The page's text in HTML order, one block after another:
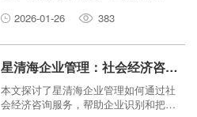
解为什么选择他们。
2026-01-26 383
星清海企业管理：社会经济咨询如何帮助企业把握市场趋势？
本文探讨了星清海企业管理如何通过社
会经济咨询服务，帮助企业识别和把握